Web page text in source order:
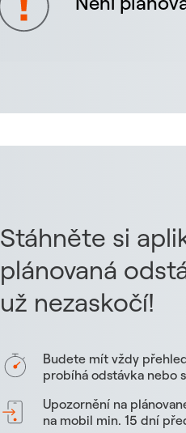
Stáhněte si
plánovaná
už nezaskočí!
Budete mít vždy
probíhá odstávka nebo
Upozornění na
na mobil min. 15 dní